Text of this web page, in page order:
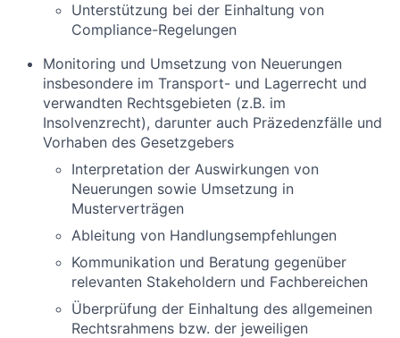
Unterstützung bei der Einhaltung von
Compliance-Regelungen
Monitoring und Umsetzung von Neuerungen
insbesondere im Transport- und Lagerrecht und
verwandten Rechtsgebieten (z.B. im
Insolvenzrecht), darunter auch Präzedenzfälle und
Vorhaben des Gesetzgebers
Interpretation der Auswirkungen von
Neuerungen sowie Umsetzung in
Musterverträgen
Ableitung von Handlungsempfehlungen
Kommunikation und Beratung gegenüber
relevanten Stakeholdern und Fachbereichen
Überprüfung der Einhaltung des allgemeinen
Rechtsrahmens bzw. der jeweiligen